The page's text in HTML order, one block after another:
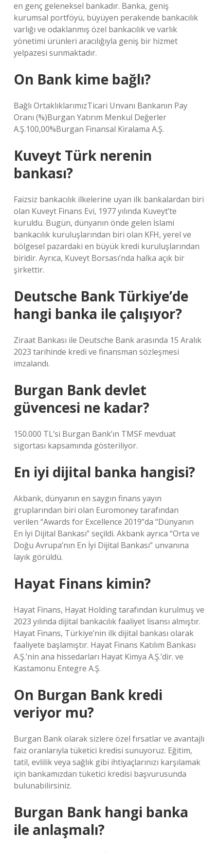
en genç geleneksel bankadır. Banka, geniş
kurumsal portföyü, büyüyen perakende bankacılık
varlığı ve odaklanmış özel bankacılık ve varlık
yönetimi ürünleri aracılığıyla geniş bir hizmet
yelpazesi sunmaktadır.
On Bank kime bağlı?
Bağlı OrtaklıklarımızTicari Unvanı Bankanın Pay
Oranı (%)Burgan Yatırım Menkul Değerler
A.Ş.100,00%Burgan Finansal Kiralama A.Ş.
Kuveyt Türk nerenin
bankası?
Faizsiz bankacılık ilkelerine uyan ilk bankalardan biri
olan Kuveyt Finans Evi, 1977 yılında Kuveyt’te
kuruldu. Bugün, dünyanın önde gelen İslami
bankacılık kuruluşlarından biri olan KFH, yerel ve
bölgesel pazardaki en büyük kredi kuruluşlarından
biridir. Ayrıca, Kuveyt Borsası’nda halka açık bir
şirkettir.
Deutsche Bank Türkiye’de
hangi banka ile çalışıyor?
Ziraat Bankası ile Deutsche Bank arasında 15 Aralık
2023 tarihinde kredi ve finansman sözleşmesi
imzalandı.
Burgan Bank devlet
güvencesi ne kadar?
150.000 TL’si Burgan Bank’ın TMSF mevduat
sigortası kapsamında gösteriliyor.
En iyi dijital banka hangisi?
Akbank, dünyanın en saygın finans yayın
gruplarından biri olan Euromoney tarafından
verilen “Awards for Excellence 2019”da “Dünyanın
En İyi Dijital Bankası” seçildi. Akbank ayrıca “Orta ve
Doğu Avrupa’nın En İyi Dijital Bankası” unvanına
layık görüldü.
Hayat Finans kimin?
Hayat Finans, Hayat Holding tarafından kurulmuş ve
2023 yılında dijital bankacılık faaliyet lisansı almıştır.
Hayat Finans, Türkiye’nin ilk dijital bankası olarak
faaliyete başlamıştır. Hayat Finans Katılım Bankası
A.Ş.’nin ana hissedarları Hayat Kimya A.Ş.’dir. ve
Kastamonu Entegre A.Ş.
On Burgan Bank kredi
veriyor mu?
Burgan Bank olarak sizlere özel fırsatlar ve avantajlı
faiz oranlarıyla tüketici kredisi sunuyoruz. Eğitim,
tatil, evlilik veya sağlık gibi ihtiyaçlarınızı karşılamak
için bankamızdan tüketici kredisi başvurusunda
bulunabilirsiniz.
Burgan Bank hangi banka
ile anlaşmalı?